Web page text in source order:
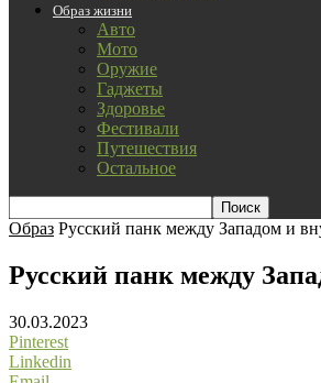
Образ жизни
Авто
Мото
Оружие
Гаджеты
Здоровье
Фестивали
Путешествия
Остальное
Образ Русский панк между Западом и
Русский панк между
30.03.2023
Pinterest
Linkedin